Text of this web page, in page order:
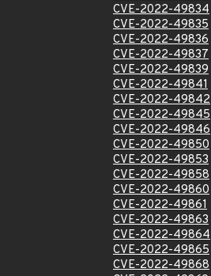
CVE-2022-49834
CVE-2022-49835
CVE-2022-49836
CVE-2022-49837
CVE-2022-49839
CVE-2022-49841
CVE-2022-49842
CVE-2022-49845
CVE-2022-49846
CVE-2022-49850
CVE-2022-49853
CVE-2022-49858
CVE-2022-49860
CVE-2022-49861
CVE-2022-49863
CVE-2022-49864
CVE-2022-49865
CVE-2022-49868